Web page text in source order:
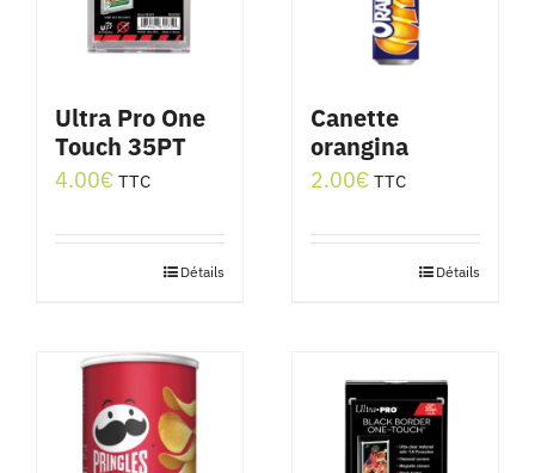
Ultra Pro One
Touch 35PT
4.00€ TTC
Détails
Canette
orangina
2.00€ TTC
Détails